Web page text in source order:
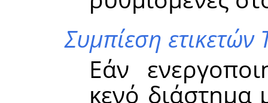
Συμπίεση ετικετών
Εάν
κενό διάστημα